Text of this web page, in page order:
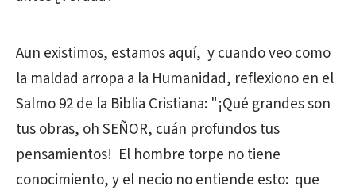
Aun existimos, estamos aquí, y cuando veo como
la maldad arropa a la Humanidad, reflexiono en el
Salmo 92 de la Biblia Cristiana: "¡Qué grandes son
tus obras, oh SEÑOR, cuán profundos tus
pensamientos! El hombre torpe no tiene
conocimiento, y el necio no entiende esto: que